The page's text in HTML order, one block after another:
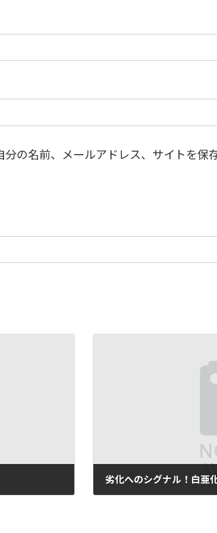
の名前、メールアドレス、サイトを保
劣化へのシグナル！白亜